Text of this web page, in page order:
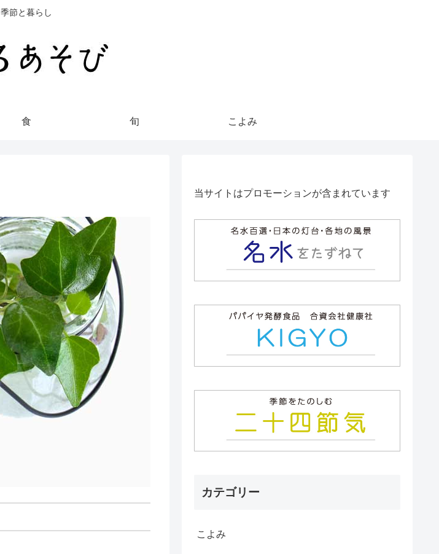
季節と暮らし
食 旬 こよみ
当サイトはプロモーションが含まれています
カテゴリー
こよみ